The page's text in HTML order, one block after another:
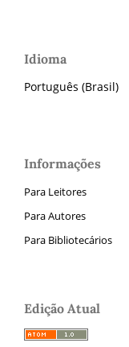
Idioma
Português (Brasil)
Informações
Para Leitores
Para Autores
Para Bibliotecários
Edição Atual